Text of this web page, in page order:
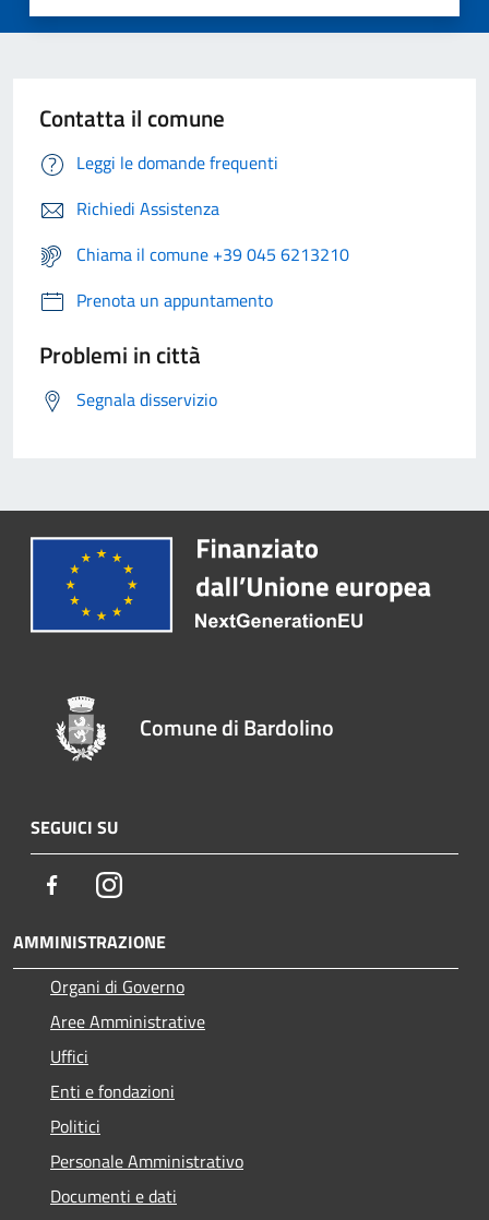
Contatta il comune
Leggi le domande frequenti
Richiedi Assistenza
Chiama il comune +39 045 6213210
Prenota un appuntamento
Problemi in città
Segnala disservizio
Comune di Bardolino
SEGUICI SU
FacebookInstagram
AMMINISTRAZIONE
Organi di Governo
Aree Amministrative
Uffici
Enti e fondazioni
Politici
Personale Amministrativo
Documenti e dati